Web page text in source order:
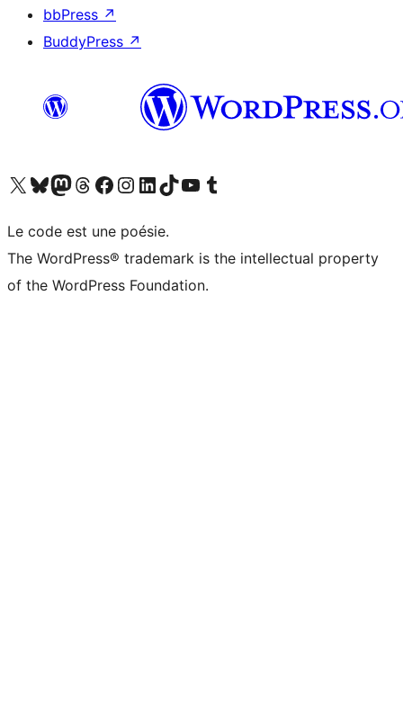
bbPress ↗
BuddyPress ↗
Visitez notre compte X (précédemment Twitter)
Visiter notre compte Bluesky
Visiter notre compte Mastodon
Visiter notre compte Threads
Consulter notre compte Facebook
Consulter notre compte Instagram
Consulter notre compte LinkedIn
Visiter notre compte TokTok
Visiter notre chaîne YouTube
Visiter notre compte Tumblr
Le code est une poésie.
The WordPress® trademark is the intellectual property
of the WordPress Foundation.